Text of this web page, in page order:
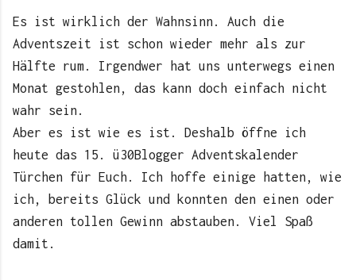
Es ist wirklich der Wahnsinn. Auch die
Adventszeit ist schon wieder mehr als zur
Hälfte rum. Irgendwer hat uns unterwegs einen
Monat gestohlen, das kann doch einfach nicht
wahr sein.
Aber es ist wie es ist. Deshalb öffne ich
heute das 15. ü30Blogger Adventskalender
Türchen für Euch. Ich hoffe einige hatten, wie
ich, bereits Glück und konnten den einen oder
anderen tollen Gewinn abstauben. Viel Spaß
damit.